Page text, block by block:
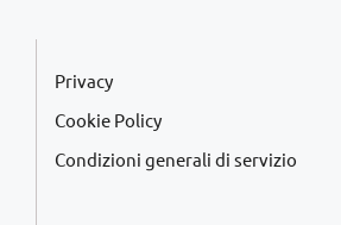
Privacy
Cookie Policy
Condizioni generali di servizio